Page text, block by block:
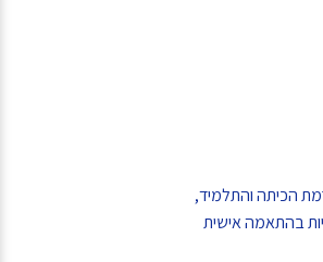
הכיתה והתלמיד,
בהתאמה אישית